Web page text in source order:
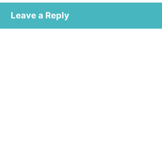
Leave a Reply